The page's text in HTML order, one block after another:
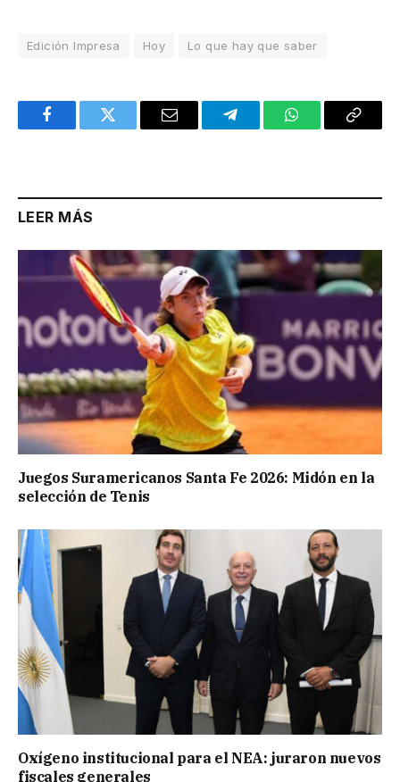
Edición Impresa Hoy Lo que hay que saber
FacebookTwitter Email TelegramWhatsAppCopy
LEER MÁS
Juegos Suramericanos Santa Fe 2026: Midón en la
selección de Tenis
Oxígeno institucional para el NEA: juraron nuevos
fiscales generales